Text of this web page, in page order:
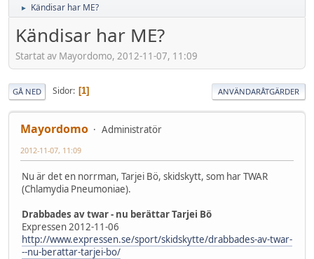
► Kändisar har ME?
Kändisar har ME?
Startat av Mayordomo, 2012-11-07, 11:09
GÅ NED Sidor 1 ANVÄNDARÅTGÄRDER
Mayordomo Administratör
2012-11-07, 11:09
Nu är det en norrman, Tarjei Bö, skidskytt, som har TWAR
(Chlamydia Pneumoniae).
Drabbades av twar - nu berättar Tarjei Bö
Expressen 2012-11-06
http://www.expressen.se/sport/skidskytte/drabbades-av-twar-
--nu-berattar-tarjei-bo/